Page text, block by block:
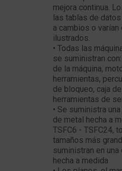
mejora continua.
las tablas de
a cambios o varían
ilustrados.
• Todas las
se suministran
de la máquina,
herramientas,
de bloqueo, caja
herramientas de
• Se suministra
de metal hecha a
TSFC6 - TSFC24,
tamaños más
suministran en una
hecha a medida